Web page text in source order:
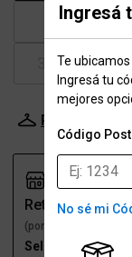
Ingresá
Te ubicamos
Ingresá tu
mejores
Código
No sé mi
37
39.5
Probador
Retiro
(por una sucursal)
Seleccioná talle